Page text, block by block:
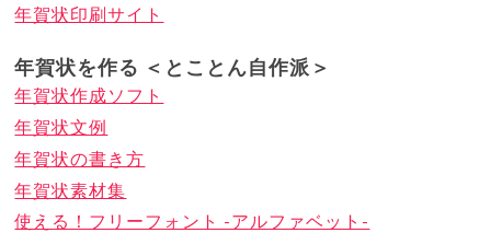
年賀状印刷サイト
年賀状を作る ＜とことん自作派＞
年賀状作成ソフト
年賀状文例
年賀状の書き方
年賀状素材集
使える！フリーフォント -アルファベット-